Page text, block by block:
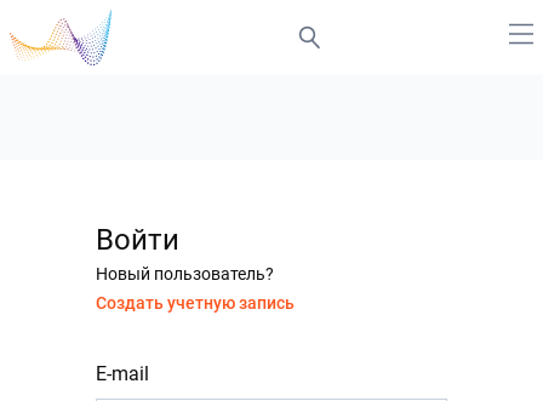
Войти
Новый пользователь?
Создать учетную запись
E-mail